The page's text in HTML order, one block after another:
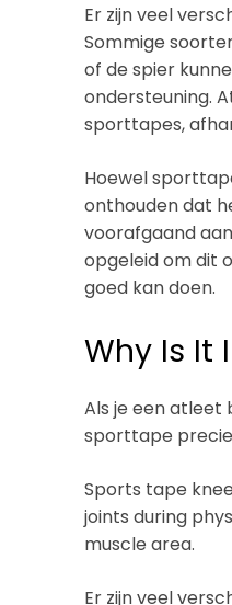
Er zijn veel
Sommige
of de spier
ondersteuning.
sporttapes,
Hoewel
onthouden dat
voorafgaand
opgeleid om dit
goed kan doen.
Why Is It
Als je een atleet
sporttape
Sports tape
joints during
muscle area.
Er zijn veel